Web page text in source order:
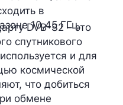
в
10,45 ГГц.
DVB-S2 – это
спутникового
и для
космической
что добиться
обмене